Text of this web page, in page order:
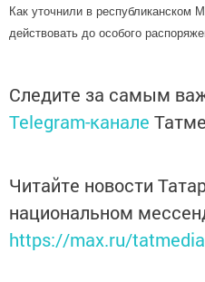
Как уточнили в республиканском
действовать до особого
Следите за самым
Telegram-канале
Читайте новости
национальном
https://max.ru/tatmedia